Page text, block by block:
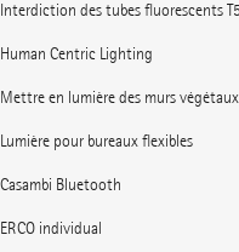
Interdiction des tubes fluorescents
Human Centric Lighting
Mettre en lumière des murs végétaux
Lumière pour bureaux flexibles
Casambi Bluetooth
ERCO individual